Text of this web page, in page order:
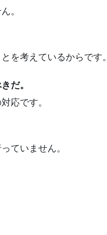
。
を考えているからです。
だ。
応です。
ていません。